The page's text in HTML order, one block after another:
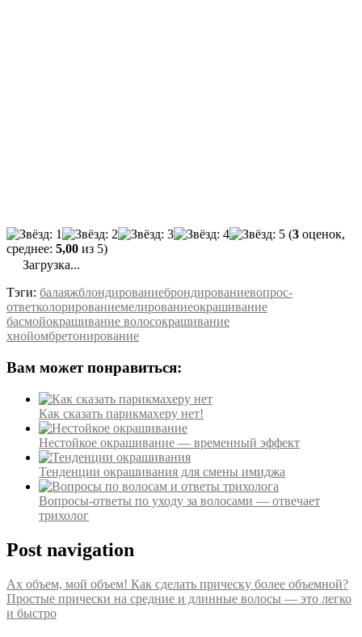
(3 оценок,
среднее: 5,00 из 5)
Загрузка...
Тэги: балаяжблондированиеброндированиевопрос-
ответколорированиемелированиеокрашивание
басмойокрашивание волосокрашивание
хнойомбретонирование
Вам может понравиться:
Как сказать парикмахеру нет!
Нестойкое окрашивание — временный эффект
Тенденции окрашивания для смены имиджа
Вопросы-ответы по уходу за волосами — отвечает
трихолог
Post navigation
Ах объем, мой объем! Как сделать прическу более объемной?
Простые прически на средние и длинные волосы — это легко
и быстро